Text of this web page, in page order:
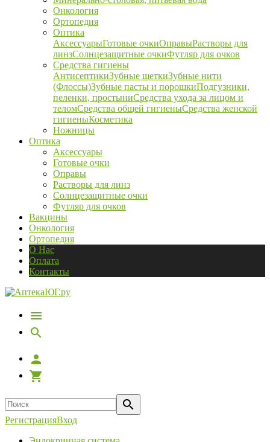
Онкология
Ортопедия
Оптика
АксессуарыГотовые очкиОправыРастворы для
линзСолнцезащитные очкиФутляр для очков
Средства гигиены
АнтисептикиЗубные щеткиЗубные нити
(Флоссы)Зубные пасты и порошкиПодгузники,
пеленки, простыниСредства ухода за лицом и
теломСредства общей гигиеныСредства женской
гигиеныКосметика
Ножницы
Оптика
Аксессуары
Готовые очки
Оправы
Растворы для линз
Солнцезащитные очки
Футляр для очков
Вакцины
Онкология
Ортопедия
О Нас
Оплата
Контакты
РегистрацияВход